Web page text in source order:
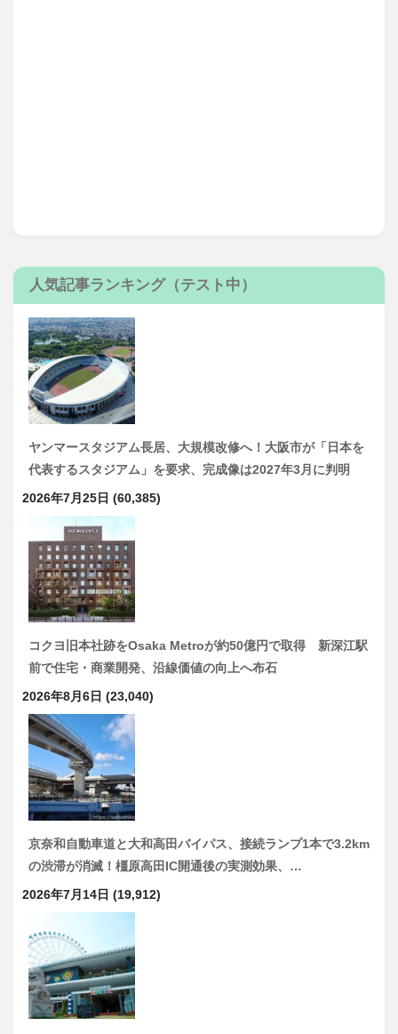
人気記事ランキング（テスト中）
ヤンマースタジアム長居、大規模改修へ！大阪市が「日本を
代表するスタジアム」を要求、完成像は2027年3月に判明
2026年7月25日 (60,385)
コクヨ旧本社跡をOsaka Metroが約50億円で取得 新深江駅
前で住宅・商業開発、沿線価値の向上へ布石
2026年8月6日 (23,040)
京奈和自動車道と大和高田バイパス、接続ランプ1本で3.2km
の渋滞が消滅！橿原高田IC開通後の実測効果、…
2026年7月14日 (19,912)